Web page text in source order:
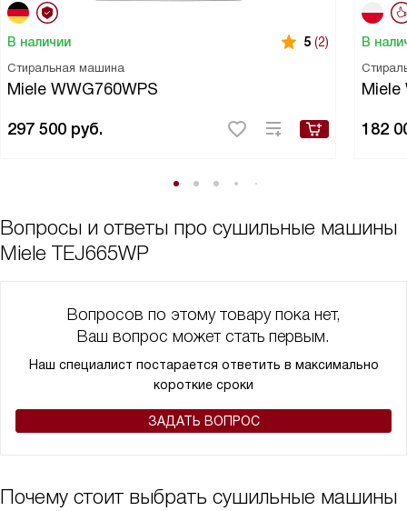
В наличии 5 (2)
Стиральная машина
Miele WWG760WPS
297 500 руб.
В
Miele
182
Вопросы и ответы про сушильные машины
Miele TEJ665WP
Вопросов по этому товару пока нет,
Ваш вопрос может стать первым.
Наш специалист постарается ответить в максимально
короткие сроки
ЗАДАТЬ ВОПРОС
Почему стоит выбрать сушильные машины